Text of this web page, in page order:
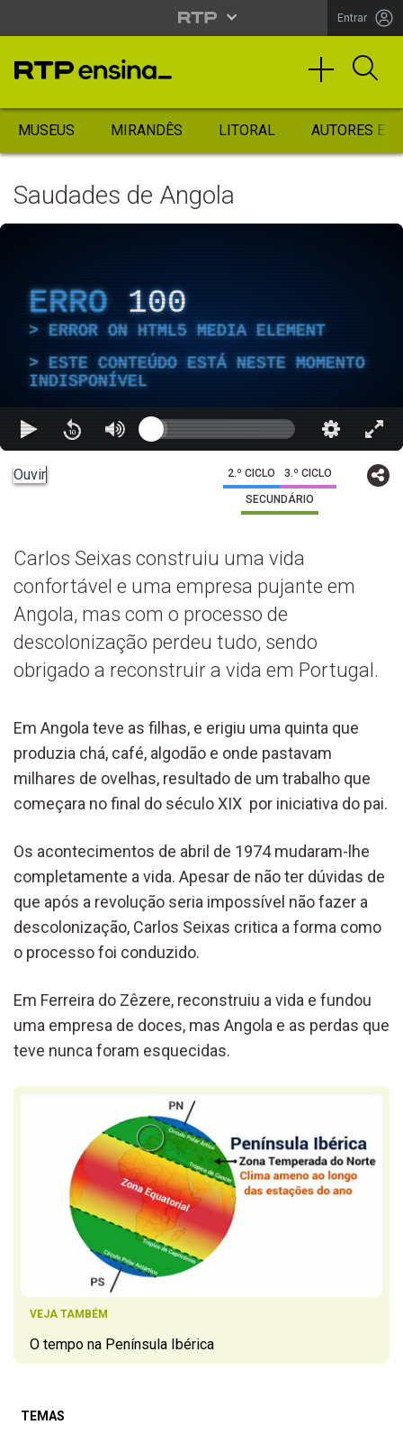
Entrar
MUSEUS MIRANDÊS LITORAL AUTORES
Saudades de Angola
ERRO 100
ERROR ON HTML5 MEDIA ELEMENT
ESTE CONTEÚDO ESTÁ NESTE MOMENTO
INDISPONÍVEL
Ouvir 2.º CICLO 3.º CICLO
SECUNDÁRIO
Carlos Seixas construiu uma vida
confortável e uma empresa pujante em
Angola, mas com o processo de
descolonização perdeu tudo, sendo
obrigado a reconstruir a vida em Portugal.
Em Angola teve as filhas, e erigiu uma quinta que
produzia chá, café, algodão e onde pastavam
milhares de ovelhas, resultado de um trabalho que
começara no final do século XIX por iniciativa do pai.
Os acontecimentos de abril de 1974 mudaram-lhe
completamente a vida. Apesar de não ter dúvidas de
que após a revolução seria impossível não fazer a
descolonização, Carlos Seixas critica a forma como
o processo foi conduzido.
Em Ferreira do Zêzere, reconstruiu a vida e fundou
uma empresa de doces, mas Angola e as perdas que
teve nunca foram esquecidas.
VEJA TAMBÉM
O tempo na Península Ibérica
TEMAS